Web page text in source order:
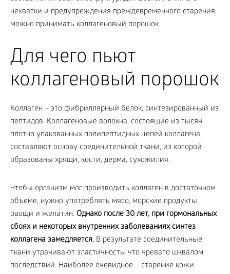
нехватки и предупреждения преждевременного старения
можно принимать коллагеновый порошок.
Для чего пьют
коллагеновый порошок
Коллаген – это фибриллярный белок, синтезированный из
пептидов. Коллагеновые волокна, состоящие из тысяч
плотно упакованных полипептидных цепей коллагена,
составляют основу соединительной ткани, из которой
образованы хрящи, кости, дерма, сухожилия.
Чтобы организм мог производить коллаген в достаточном
объеме, нужно употреблять мясо, морские продукты,
овощи и желатин. Однако после 30 лет, при гормональных
сбоях и некоторых внутренних заболеваниях синтез
коллагена замедляется. В результате соединительные
ткани утрачивают эластичность, что чревато шквалом
последствий. Наиболее очевидное – старение кожи.